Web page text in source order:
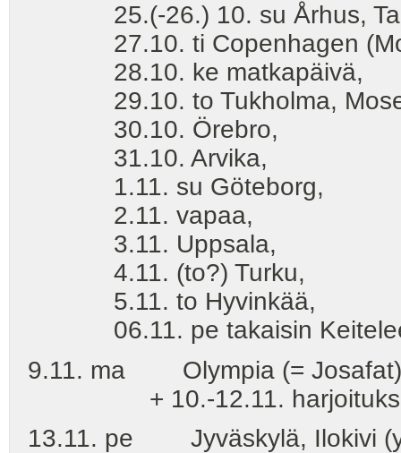
25.(-26.) 10. su Århus,
27.10. ti Copenhagen
28.10. ke matkapäivä,
29.10. to Tukholma,
30.10. Örebro,
31.10. Arvika,
1.11. su Göteborg,
2.11. vapaa,
3.11. Uppsala,
4.11. (to?) Turku,
5.11. to Hyvinkää,
06.11. pe takaisin
9.11. ma Olympia (= Josafat),
+ 10.-12.11.
13.11. pe Jyväskylä, Ilokivi